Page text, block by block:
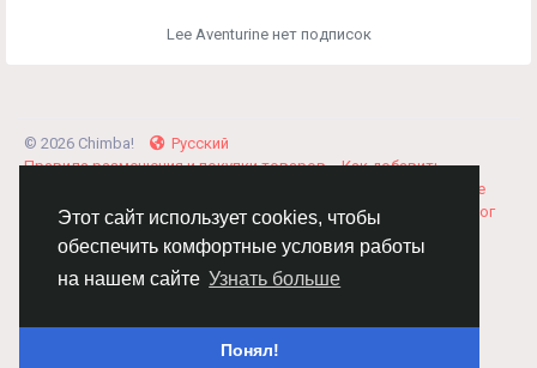
Этот сайт использует cookies, чтобы
обеспечить комфортные условия работы
на нашем сайте Узнать больше
Понял!
Lee Aventurine нет подписок
© 2026 Chimba!
Русский
Правила размещения и покупки товаров
Как добавить
Соглашение
Политика Конфиденциальности
Свяжитесь с нами Каталог